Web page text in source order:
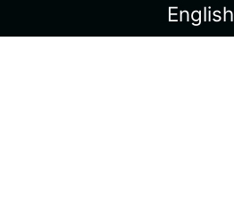
English